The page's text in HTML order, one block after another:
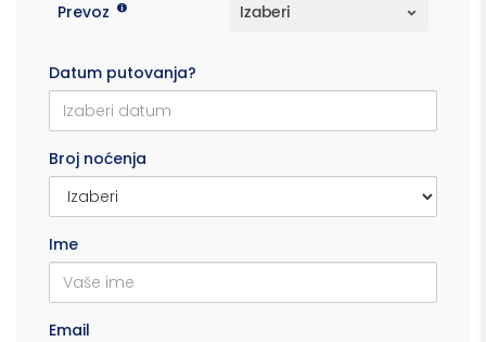
Prevoz
Datum putovanja?
Broj noćenja
Ime
Email